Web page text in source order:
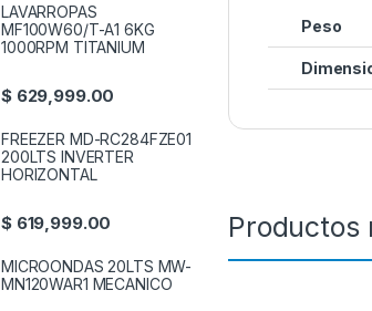
Peso
Productos
LAVARROPAS
MF100W60/T-A1 6KG
1000RPM TITANIUM
$629,999.00
FREEZER MD-RC284FZE01
200LTS INVERTER
HORIZONTAL
$619,999.00
MICROONDAS 20LTS MW-
MN120WAR1 MECANICO